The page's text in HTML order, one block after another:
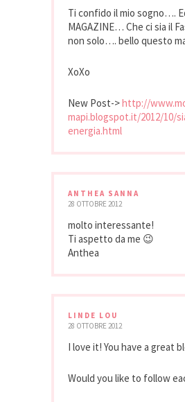
Ti confido il mio sogno….
MAGAZINE… Che ci sia il
non solo…. bello questo
XoXo
New Post->http://
mapi.blogspot.it/2012/10/
energia.html
ANTHEA SANNA
28 OTTOBRE 2012
molto interessante!
Ti aspetto da me 😉
Anthea
LINDE LOU
28 OTTOBRE 2012
I love it! You have a great
Would you like to follow